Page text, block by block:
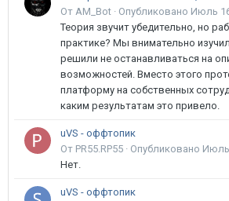
От AM_Bot · Опубликовано Июль
Теория звучит убедительно, но
практике? Мы внимательно
решили не останавливаться на
возможностей. Вместо этого
платформу на собственных
каким результатам это
uVS - оффтопик
От PR55.RP55 · Опубликовано
Нет.
uVS - оффтопик